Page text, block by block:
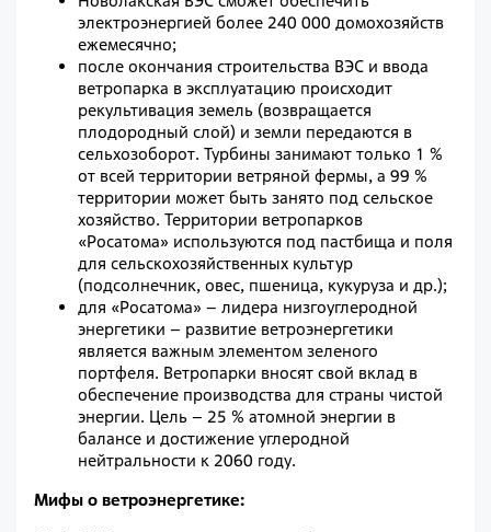
электроэнергией более 240 000 домохозяйств
ежемесячно;
после окончания строительства ВЭС и ввода
ветропарка в эксплуатацию происходит
рекультивация земель (возвращается
плодородный слой) и земли передаются в
сельхозоборот. Турбины занимают только 1 %
от всей территории ветряной фермы, а 99 %
территории может быть занято под сельское
хозяйство. Территории ветропарков
«Росатома» используются под пастбища и поля
для сельскохозяйственных культур
(подсолнечник, овес, пшеница, кукуруза и др.);
для «Росатома» – лидера низгоуглеродной
энергетики – развитие ветроэнергетики
является важным элементом зеленого
портфеля. Ветропарки вносят свой вклад в
обеспечение производства для страны чистой
энергии. Цель – 25 % атомной энергии в
балансе и достижение углеродной
нейтральности к 2060 году.
Мифы о ветроэнергетике: